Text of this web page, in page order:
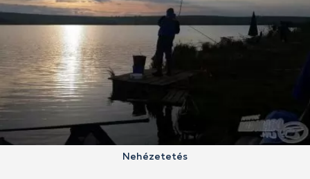
Nehézetetés